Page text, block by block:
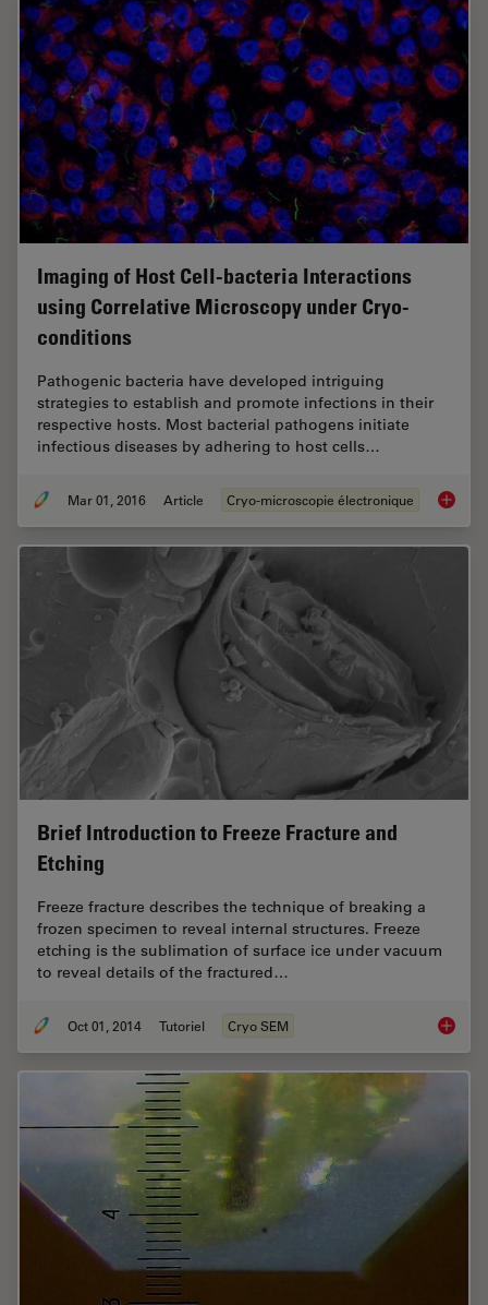
Imaging of Host Cell-bacteria Interactions
using Correlative Microscopy under Cryo-
conditions
Pathogenic bacteria have developed intriguing
strategies to establish and promote infections in their
respective hosts. Most bacterial pathogens initiate
infectious diseases by adhering to host cells…
Mar 01, 2016 Article Cryo-microscopie électronique
Brief Introduction to Freeze Fracture and
Etching
Freeze fracture describes the technique of breaking a
frozen specimen to reveal internal structures. Freeze
etching is the sublimation of surface ice under vacuum
to reveal details of the fractured…
Oct 01, 2014 Tutoriel Cryo SEM Brief